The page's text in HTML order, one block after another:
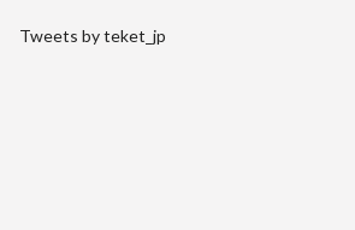
Tweets by teket_jp